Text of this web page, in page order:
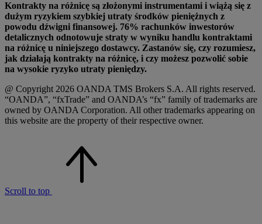
Kontrakty na różnicę są złożonymi instrumentami i wiążą się z
dużym ryzykiem szybkiej utraty środków pieniężnych z
powodu dźwigni finansowej. 76% rachunków inwestorów
detalicznych odnotowuje straty w wyniku handlu kontraktami
na różnicę u niniejszego dostawcy. Zastanów się, czy rozumiesz,
jak działają kontrakty na różnicę, i czy możesz pozwolić sobie
na wysokie ryzyko utraty pieniędzy.
@ Copyright 2026 OANDA TMS Brokers S.A. All rights reserved.
“OANDA”, “fxTrade” and OANDA’s “fx” family of trademarks are
owned by OANDA Corporation. All other trademarks appearing on
this website are the property of their respective owner.
Scroll to top